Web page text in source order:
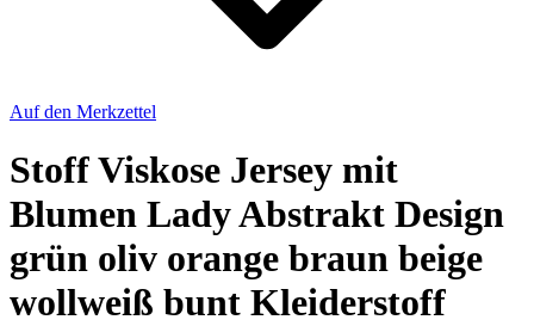
Auf den Merkzettel
Stoff Viskose Jersey mit
Blumen Lady Abstrakt Design
grün oliv orange braun beige
wollweiß bunt Kleiderstoff